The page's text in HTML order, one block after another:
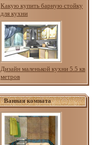
Какую купить барную стойку
для кухни
Дизайн маленькой кухни 5.5 кв
метров
Ванная комната